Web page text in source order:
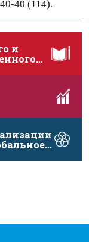
40 (114).
и
полной …